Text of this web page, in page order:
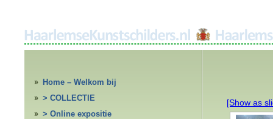
Home – Welkom bij
HaarlemseKunstschilders.nl
> COLLECTIE
> Online expositie
[Show as